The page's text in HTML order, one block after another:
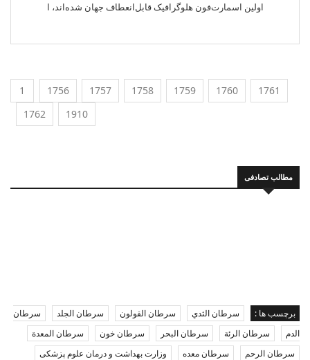
اولین اسمارت‌فون هلوگرافیک قابل‌انعطاف جهان شده‌اند، ا
1 1756 1757 1758 1759 1760
1761
1762
1910
مطالب تصادفی
برچسب ها : سرطان الثدي سرطان القولون سرطان الجلد
سرطان
الدم
سرطان الرئة سرطان البحر سرطان خون
سرطان المعدة
سرطان الرحم
سرطان معده
وزارت بهداشت و درمان علوم پزشکی